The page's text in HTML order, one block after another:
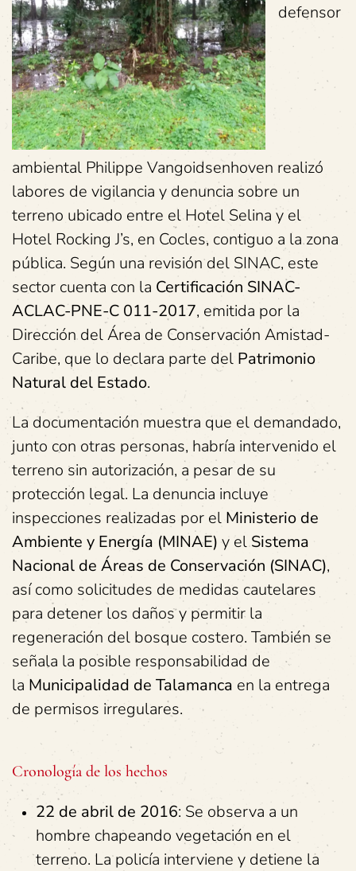
defensor
ambiental Philippe Vangoidsenhoven realizó
labores de vigilancia y denuncia sobre un
terreno ubicado entre el Hotel Selina y el
Hotel Rocking J’s, en Cocles, contiguo a la zona
pública. Según una revisión del SINAC, este
sector cuenta con la Certificación SINAC-
ACLAC-PNE-C 011-2017, emitida por la
Dirección del Área de Conservación Amistad-
Caribe, que lo declara parte del Patrimonio
Natural del Estado.
La documentación muestra que el demandado,
junto con otras personas, habría intervenido el
terreno sin autorización, a pesar de su
protección legal. La denuncia incluye
inspecciones realizadas por el Ministerio de
Ambiente y Energía (MINAE) y elSistema
Nacional de Áreas de Conservación (SINAC),
así como solicitudes de medidas cautelares
para detener los daños y permitir la
regeneración del bosque costero. También se
señala la posible responsabilidad de
la Municipalidad de Talamanca en la entrega
de permisos irregulares.
Cronología de los hechos
22 de abril de 2016: Se observa a un
hombre chapeando vegetación en el
terreno. La policía interviene y detiene la